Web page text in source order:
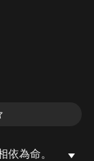
依為命。